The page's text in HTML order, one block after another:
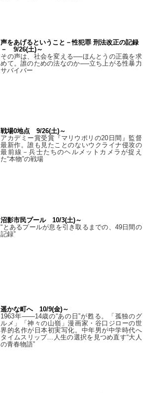
声をあげるということ－性犯罪 刑法改正の記録
－ 9/26(土)～
その声は、社会を変える──ほんとうの正義を求
めて。誰のための法なのか──立ち上がる性暴力
サバイバー
戦場0地点 9/26(土)～
アカデミー賞受賞『マリウポリの20日間』監督
最新作。誰も見たことのないウクライナ侵攻の
最前線－兵士たちのヘルメットカメラが捉え
た“本物”の戦場
沼影市民プール 10/3(土)～
“とあるプールが息を引き取るまでの、49日間の
記録”
遥かな町へ 10/9(金)～
1963年――14歳の“あの日”が甦る。「孤独のグ
ルメ」「神々の山嶺」漫画家・谷口ジローの世
界的名作が日本初実写化。中年男が中学時代へ
タイムスリップ…人生の選択を見つめ直す“大人
の青春物語”